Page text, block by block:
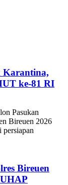
Karantina,
ke-81 RI
Pasukan
Bireuen 2026
persiapan
Bireuen